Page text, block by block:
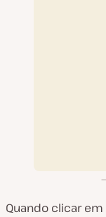
Quando clicar em